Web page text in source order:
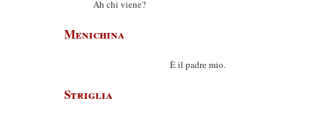
Ah chi viene?
Menichina
È il padre mio.
Striglia